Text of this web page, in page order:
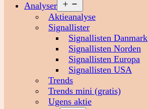
Analyser
menu
Aktieanalyse
Signallister
Signallisten Danmark
Signallisten Norden
Signallisten Europa
Signallisten USA
Trends
Trends mini (gratis)
Ugens aktie